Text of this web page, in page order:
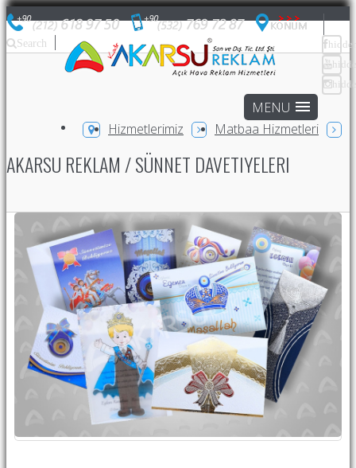
Search
Hizmetlerimiz Matbaa Hizmetleri
AKARSU REKLAM / SÜNNET DAVETIYELERI